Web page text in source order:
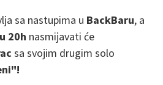
sa nastupima u BackBaru, a
20h nasmijavati će
sa svojim drugim solo